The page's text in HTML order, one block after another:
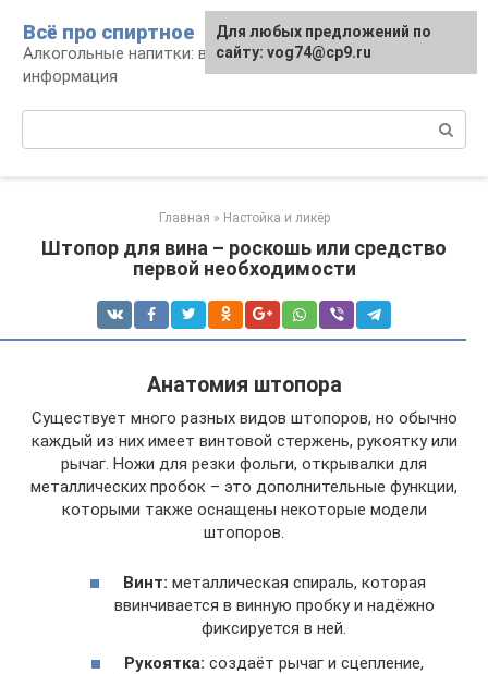
контенту
Всё про спиртное
Алкогольные напитки: виды, рецепты,
информация
Главная » Настойка и ликёр
Штопор для вина – роскошь или средство
первой необходимости
Анатомия штопора
Существует много разных видов штопоров, но обычно
каждый из них имеет винтовой стержень, рукоятку или
рычаг. Ножи для резки фольги, открывалки для
металлических пробок – это дополнительные функции,
которыми также оснащены некоторые модели
штопоров.
Винт: металлическая спираль, которая
ввинчивается в винную пробку и надёжно
фиксируется в ней.
Рукоятка: создаёт рычаг и сцепление,
Для любых предложений по
сайту: vog74@cp9.ru